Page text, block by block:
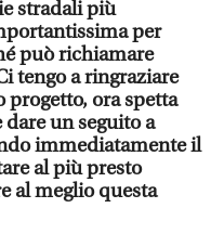
stradali più
per
può richiamare
tengo a ringraziare
progetto, ora spetta
un seguito a
immediatamente il
al più presto
al meglio questa